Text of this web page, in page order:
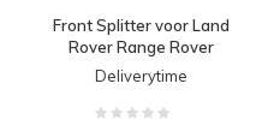
Front Splitter voor Land
Rover Range Rover
Sport Mk2 L494
Deliverytime